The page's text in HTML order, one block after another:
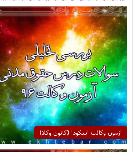
آزمون وکالت اسکودا (کانون وکلا)